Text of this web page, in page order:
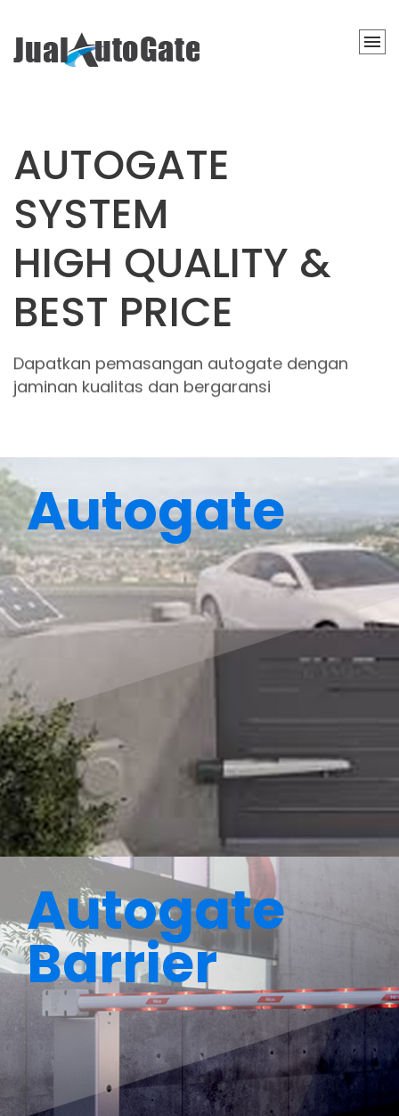
AUTOGATE
SYSTEM
HIGH QUALITY &
BEST PRICE
Dapatkan pemasangan autogate dengan
jaminan kualitas dan bergaransi
Autogate
Autogate
Barrier